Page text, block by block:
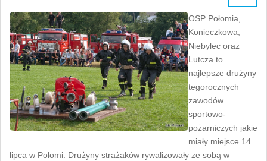
OSP Połomia,
Konieczkowa,
Niebylec oraz
Lutcza to
najlepsze drużyny
tegorocznych
zawodów
sportowo-
pożarniczych jakie
miały miejsce 14
lipca w Połomi. Drużyny strażaków rywalizowały ze sobą w